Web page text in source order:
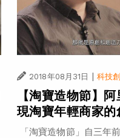
2018年08月31日 | 科技
【淘寶造物節】
現淘寶年輕商家的
「淘寶造物節」自三年